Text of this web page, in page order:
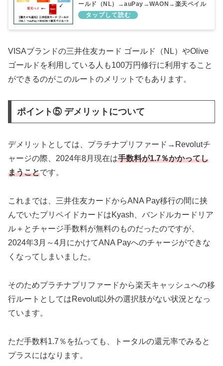
ールド（NL）→auPay→WAON→楽天ペイル
ートを解説
VISAブランドの三井住友カード ゴールド（NL）やOlive
ゴールドを利用している人も100万円修行に利用すること
ができるのがこのルートのメリットでもあります。
ポイント⑤ デメリットについて
デメリットとしては、プラチナプリファード→Revolutチ
ャージの際、2024年8月現在は手数料が1.7％かかってし
まうことです。
これまでは、三井住友カードからANA Pay移行の間に挟
んでいたプリペイドカードはKyash、バンドルカードリア
ル＋とチャージ手数料が無料のものだったのですが、
2024年3月～4月にかけてANA Payへのチャージができな
くなってしまいました。
そのためプラチナプリファードから楽天キャッシュへの移
行ルートとしてはRevolut以外の選択肢がない状況となっ
ています。
ただ手数料1.7％を払っても、トータルの還元率でみると
プラスにはなります。